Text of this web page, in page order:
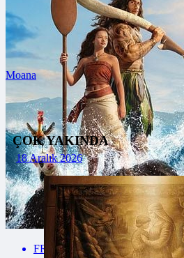
FRAGMANA GİT
Vizyon Tarihi: 7 Ağustos 2026
FRAGMANA GİT
Moana
ÇOK YAKINDA
18 Aralık 2026